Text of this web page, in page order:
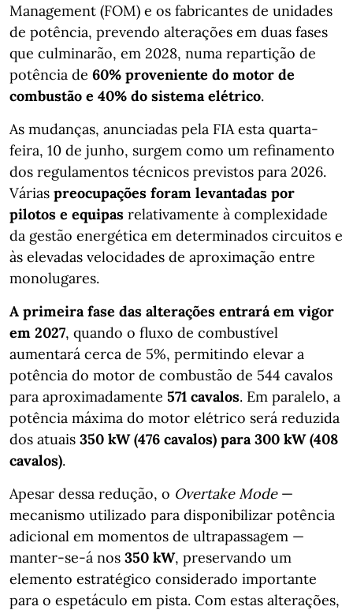
Management (FOM) e os fabricantes de unidades
de potência, prevendo alterações em duas fases
que culminarão, em 2028, numa repartição de
potência de 60% proveniente do motor de
combustão e 40% do sistema elétrico.
As mudanças, anunciadas pela FIA esta quarta-
feira, 10 de junho, surgem como um refinamento
dos regulamentos técnicos previstos para 2026.
Várias preocupações foram levantadas por
pilotos e equipas relativamente à complexidade
da gestão energética em determinados circuitos e
às elevadas velocidades de aproximação entre
monolugares.
A primeira fase das alterações entrará em vigor
em 2027, quando o fluxo de combustível
aumentará cerca de 5%, permitindo elevar a
potência do motor de combustão de 544 cavalos
para aproximadamente 571 cavalos. Em paralelo, a
potência máxima do motor elétrico será reduzida
dos atuais 350 kW (476 cavalos) para 300 kW (408
cavalos).
Apesar dessa redução, o Overtake Mode—
mecanismo utilizado para disponibilizar potência
adicional em momentos de ultrapassagem —
manter-se-á nos 350 kW, preservando um
elemento estratégico considerado importante
para o espetáculo em pista. Com estas alterações,